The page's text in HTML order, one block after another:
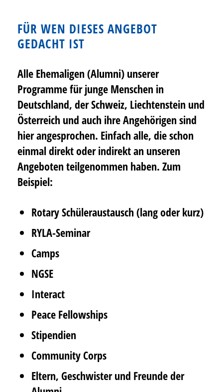
FÜR WEN DIESES ANGEBOT
GEDACHT IST
Alle Ehemaligen (Alumni) unserer
Programme für junge Menschen in
Deutschland, der Schweiz, Liechtenstein und
Österreich und auch ihre Angehörigen sind
hier angesprochen. Einfach alle, die schon
einmal direkt oder indirekt an unseren
Angeboten teilgenommen haben. Zum
Beispiel:
Rotary Schüleraustausch (lang oder kurz)
RYLA-Seminar
Camps
NGSE
Interact
Peace Fellowships
Stipendien
Community Corps
Eltern, Geschwister und Freunde der